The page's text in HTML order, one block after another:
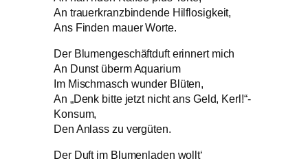
An trauerkranzbindende Hilflosigkeit,
Ans Finden mauer Worte.
Der Blumengeschäftduft erinnert mich
An Dunst überm Aquarium
Im Mischmasch wunder Blüten,
An „Denk bitte jetzt nicht ans Geld, Kerl!“-
Konsum,
Den Anlass zu vergüten.
Der Duft im Blumenladen wollt‘